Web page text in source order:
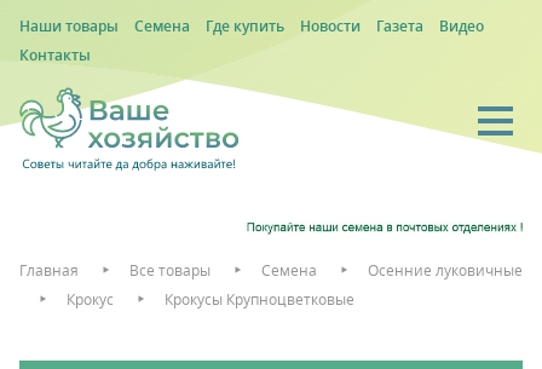
Наши товары Семена Где купить Новости Газета
Видео
Контакты
Главная Все товары Семена
Осенние луковичные
Крокус
Крокусы Крупноцветковые